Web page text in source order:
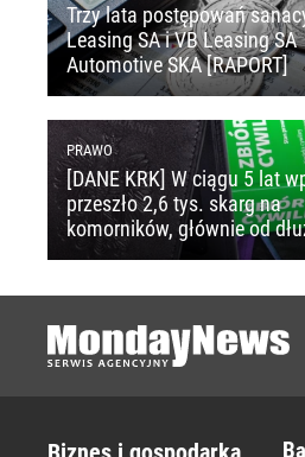
Trzy lata postępowań
Leasing SA i VB Leasing SA
Automotive SKA [RAPORT]
PRAWO
[DANE KRK] W ciągu 5 lat
przeszło 2,6 tys. skarg na
komorników, głównie od